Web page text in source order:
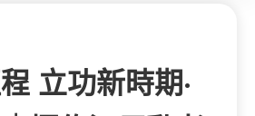
立功新時期·